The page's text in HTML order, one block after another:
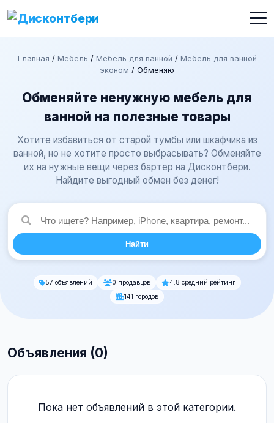
Главная / Мебель / Мебель для ванной / Мебель для ванной
эконом / Обменяю
Обменяйте ненужную мебель для
ванной на полезные товары
Хотите избавиться от старой тумбы или шкафчика из
ванной, но не хотите просто выбрасывать? Обменяйте
их на нужные вещи через бартер на Дисконтбери.
Найдите выгодный обмен без денег!
Найти
57 объявлений 0 продавцов
4.8 средний рейтинг
141 городов
Объявления (0)
Пока нет объявлений в этой категории.